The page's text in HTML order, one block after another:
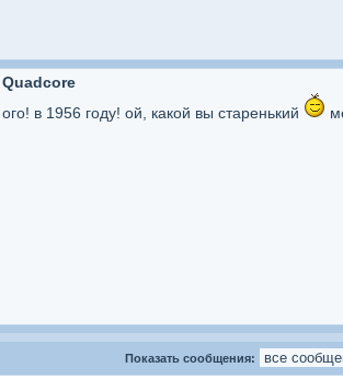
Quadcore
ого! в 1956 году! ой, какой вы старенький
Показать сообщения: